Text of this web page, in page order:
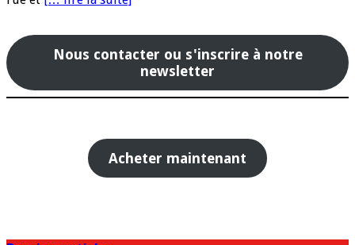
Nous contacter ou s'inscrire à notre
newsletter
Acheter maintenant